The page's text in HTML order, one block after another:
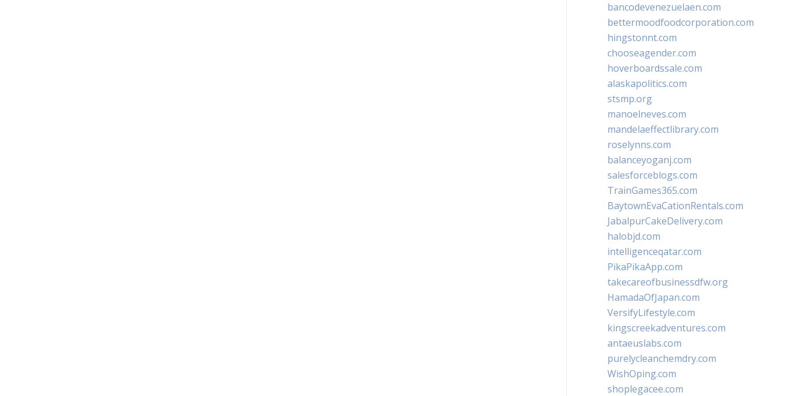
bancodevenezuelaen.com
bettermoodfoodcorporation.com
hingstonnt.com
chooseagender.com
hoverboardssale.com
alaskapolitics.com
stsmp.org
manoelneves.com
mandelaeffectlibrary.com
roselynns.com
balanceyoganj.com
salesforceblogs.com
TrainGames365.com
BaytownEvaCationRentals.com
JabalpurCakeDelivery.com
halobjd.com
intelligenceqatar.com
PikaPikaApp.com
takecareofbusinessdfw.org
HamadaOfJapan.com
VersifyLifestyle.com
kingscreekadventures.com
antaeuslabs.com
purelycleanchemdry.com
WishOping.com
shoplegacee.com